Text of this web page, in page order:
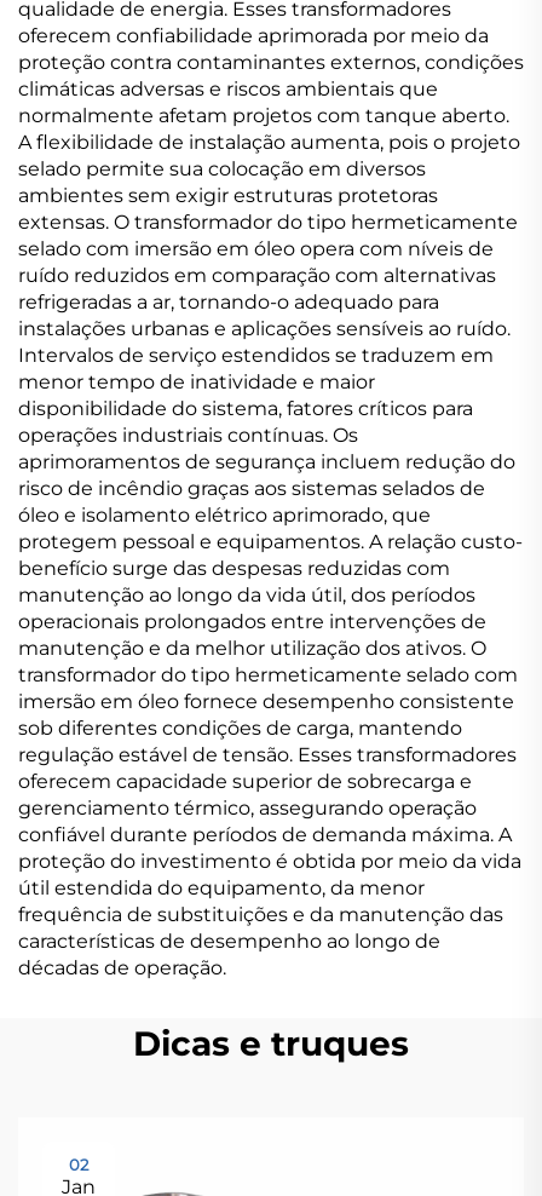
qualidade de energia. Esses transformadores
oferecem confiabilidade aprimorada por meio da
proteção contra contaminantes externos, condições
climáticas adversas e riscos ambientais que
normalmente afetam projetos com tanque aberto.
A flexibilidade de instalação aumenta, pois o projeto
selado permite sua colocação em diversos
ambientes sem exigir estruturas protetoras
extensas. O transformador do tipo hermeticamente
selado com imersão em óleo opera com níveis de
ruído reduzidos em comparação com alternativas
refrigeradas a ar, tornando-o adequado para
instalações urbanas e aplicações sensíveis ao ruído.
Intervalos de serviço estendidos se traduzem em
menor tempo de inatividade e maior
disponibilidade do sistema, fatores críticos para
operações industriais contínuas. Os
aprimoramentos de segurança incluem redução do
risco de incêndio graças aos sistemas selados de
óleo e isolamento elétrico aprimorado, que
protegem pessoal e equipamentos. A relação custo-
benefício surge das despesas reduzidas com
manutenção ao longo da vida útil, dos períodos
operacionais prolongados entre intervenções de
manutenção e da melhor utilização dos ativos. O
transformador do tipo hermeticamente selado com
imersão em óleo fornece desempenho consistente
sob diferentes condições de carga, mantendo
regulação estável de tensão. Esses transformadores
oferecem capacidade superior de sobrecarga e
gerenciamento térmico, assegurando operação
confiável durante períodos de demanda máxima. A
proteção do investimento é obtida por meio da vida
útil estendida do equipamento, da menor
frequência de substituições e da manutenção das
características de desempenho ao longo de
décadas de operação.
Dicas e truques
02
Jan